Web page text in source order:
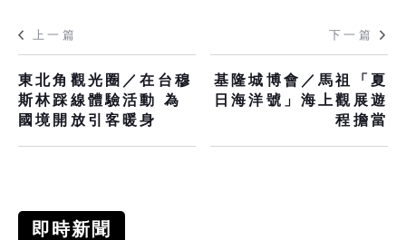
上一篇
東北角觀光圈／在台穆
斯林踩線體驗活動 為
國境開放引客暖身
下一篇
基隆城博會／馬祖「夏
日海洋號」海上觀展遊
程擔當
即時新聞